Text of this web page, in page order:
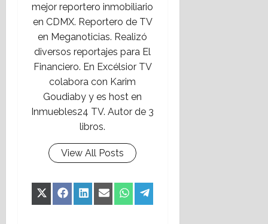
mejor reportero inmobiliario
en CDMX. Reportero de TV
en Meganoticias. Realizó
diversos reportajes para El
Financiero. En Excélsior TV
colabora con Karim
Goudiaby y es host en
Inmuebles24 TV. Autor de 3
libros.
View All Posts
Share
X
Share
Facebook
Share
LinkedIn
Share
EmailShare
WhatsApp
Share
Telegram